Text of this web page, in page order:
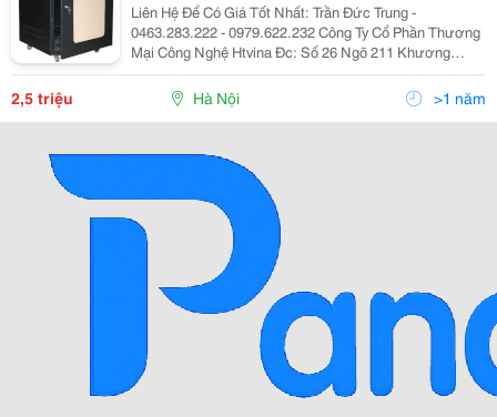
Liên Hệ Để Có Giá Tốt Nhất: Trần Đức Trung -
0463.283.222 - 0979.622.232 Công Ty Cổ Phần Thương
Mại Công Nghệ Htvina Đc: Số 26 Ngõ 211 Khương
Trung &Ndash; Thanh Xuân &Ndash; Hà Nội Yahoo
:Htvinakd3 Http ://Www.sieuthiht.com Trụ Sở Chính:
2,5 triệu Hà Nội >1 năm